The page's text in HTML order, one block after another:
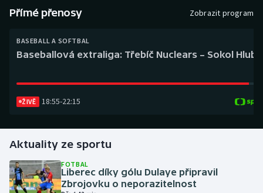
Box
Golf
Gymnastika
Přímé přenosy Zobrazit program
BASEBALL A SOFTBAL
Baseballová extraliga: Třebíč Nuclears – Sokol
ŽIVĚ 18:55-22:15
Aktuality ze sportu
FOTBAL
Liberec díky gólu Dulaye připravil
Zbrojovku o neporazitelnost